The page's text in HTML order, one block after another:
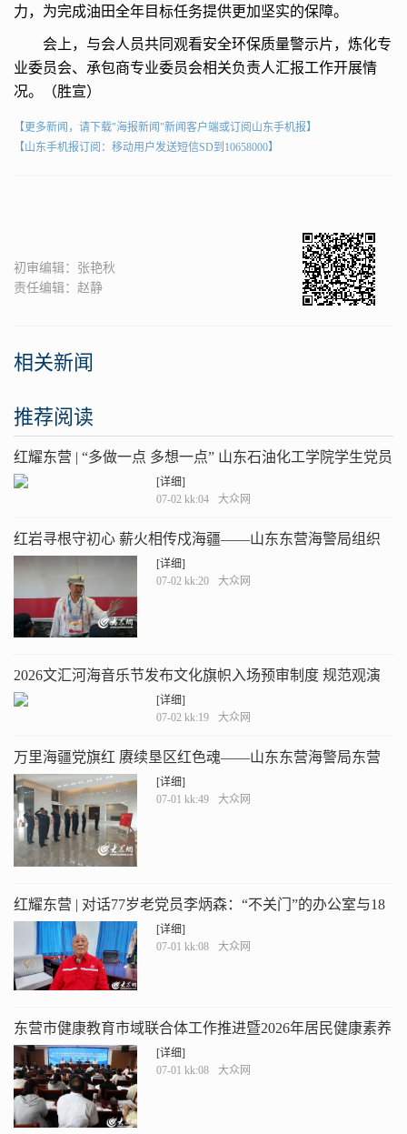
力，为完成油田全年目标任务提供更加坚实的保障。
会上，与会人员共同观看安全环保质量警示片，炼化专
业委员会、承包商专业委员会相关负责人汇报工作开展情
况。（胜宣）
【更多新闻，请下载"海报新闻"新闻客户端或订阅山东手机报】
【山东手机报订阅：移动用户发送短信SD到10658000】
初审编辑：张艳秋
责任编辑：赵静
相关新闻
推荐阅读
红耀东营 | “多做一点 多想一点” 山东石油化工学院学生党员
申乐乐的信仰答卷
[详细]
07-02 kk:04
大众网
红岩寻根守初心 薪火相传戍海疆——山东东营海警局组织
“红岩艇上说红岩”主题党日活动
[详细]
07-02 kk:20
大众网
2026文汇河海音乐节发布文化旗帜入场预审制度 规范观演
秩序
[详细]
07-02 kk:19
大众网
万里海疆党旗红 赓续垦区红色魂——山东东营海警局东营
港工作站联合执法艇开展“七一”主题党日活动
[详细]
07-01 kk:49
大众网
红耀东营 | 对话77岁老党员李炳森：“不关门”的办公室与18
本接访日志
[详细]
07-01 kk:08
大众网
东营市健康教育市域联合体工作推进暨2026年居民健康素养
监测培训会议召开
[详细]
07-01 kk:08
大众网